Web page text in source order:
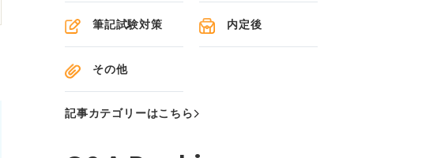
筆記試験対策 内定後
その他
記事カテゴリーはこちら